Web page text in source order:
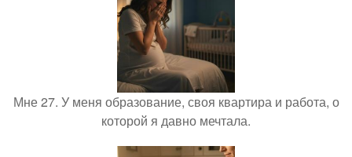
Мне 27. У меня образование, своя квартира и работа, о
которой я давно мечтала.